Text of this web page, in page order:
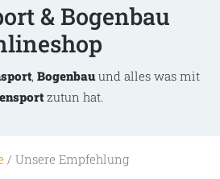
& Bogenbau
, Bogenbauund alles was mit
zutun hat.
/ Unsere Empfehlung